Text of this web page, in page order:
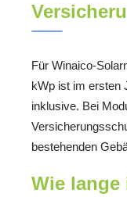
Für Winaico-
kWp ist im ersten
inklusive. Bei
bestehenden
Wie